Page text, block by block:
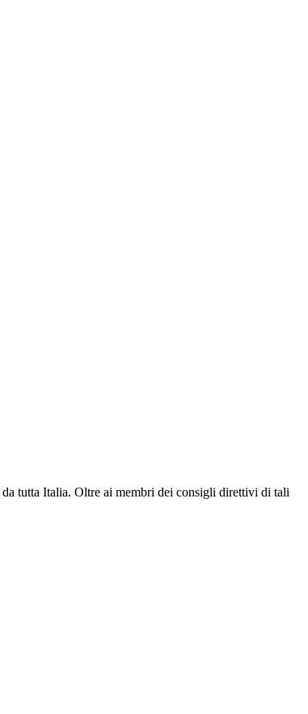
tutta Italia. Oltre ai membri dei consigli direttivi di tali